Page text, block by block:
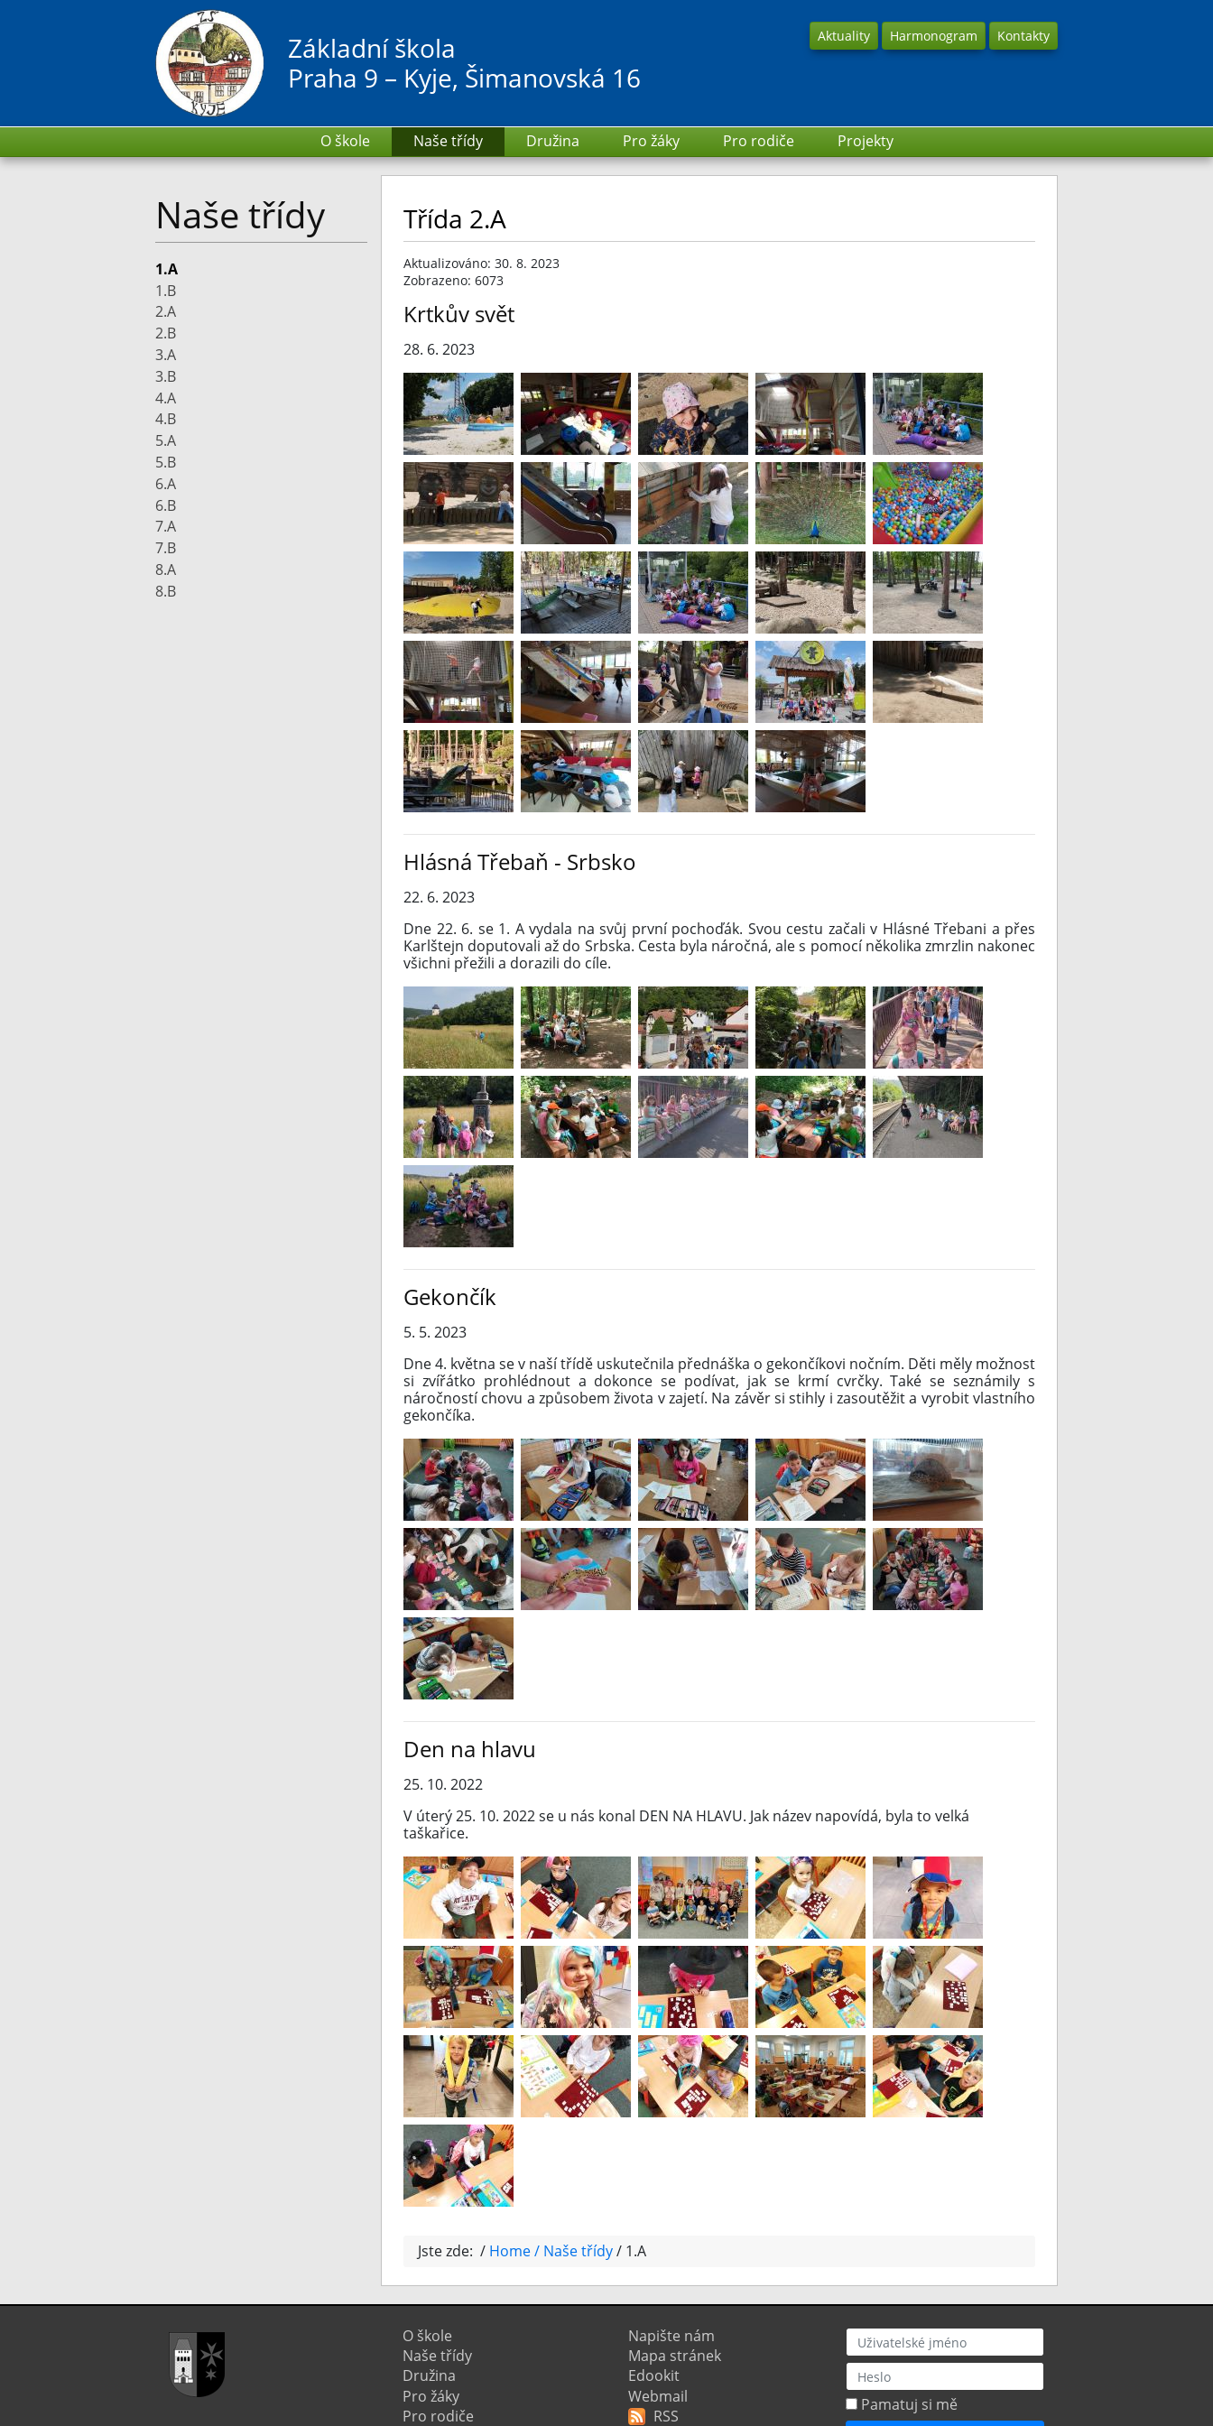
Základní škola
Praha 9 – Kyje, Šimanovská 16
Aktuality Harmonogram Kontakty
O škole Naše třídy Družina Pro žáky Pro rodiče Projekty
Naše třídy
1.A
1.B
2.A
2.B
3.A
3.B
4.A
4.B
5.A
5.B
6.A
6.B
7.A
7.B
8.A
8.B
Třída 2.A
Aktualizováno: 30. 8. 2023
Zobrazeno: 6073
Krtkův svět
28. 6. 2023
Hlásná Třebaň - Srbsko
22. 6. 2023
Dne 22. 6. se 1. A vydala na svůj první pochoďák. Svou cestu začali v Hlásné Třebani a přes
Karlštejn doputovali až do Srbska. Cesta byla náročná, ale s pomocí několika zmrzlin nakonec
všichni přežili a dorazili do cíle.
Gekončík
5. 5. 2023
Dne 4. května se v naší třídě uskutečnila přednáška o gekončíkovi nočním. Děti měly možnost
si zvířátko prohlédnout a dokonce se podívat, jak se krmí cvrčky. Také se seznámily s
náročností chovu a způsobem života v zajetí. Na závěr si stihly i zasoutěžit a vyrobit vlastního
gekončíka.
Den na hlavu
25. 10. 2022
V úterý 25. 10. 2022 se u nás konal DEN NA HLAVU. Jak název napovídá, byla to velká
taškařice.
Jste zde: / Home Naše třídy 1.A
O škole
Naše třídy
Družina
Pro žáky
Pro rodiče
Napište nám
Mapa stránek
Edookit
Webmail
RSS
Uživatel
Heslo
Pamatuj si mě